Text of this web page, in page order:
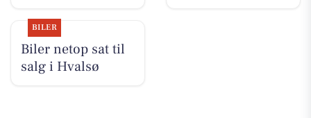
BILER
Biler netop sat til
salg i Hvalsø